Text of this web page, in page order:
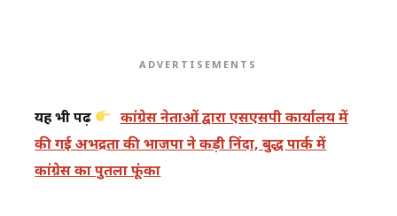
ADVERTISEMENTS
यह भी पढ़ें
कांग्रेस नेताओं द्वारा एसएसपी कार्यालय में
की गई अभद्रता की भाजपा ने कड़ी निंदा, बुद्ध पार्क में
कांग्रेस का पुतला फूंका